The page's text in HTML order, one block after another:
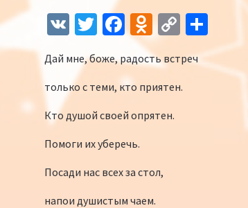
V T
tt
er
Fa
ce
b
o
o
k
O
d
n
o
kl
iki
C
p
y
О
п
Дай мне, боже, радость встреч
только с теми, кто приятен.
Кто душой своей опрятен.
Помоги их уберечь.
Посади нас всех за стол,
напои душистым чаем.
Навигация по записям